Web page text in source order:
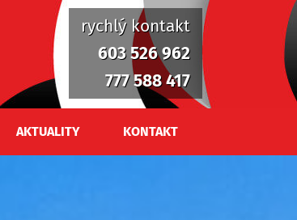
rychlý kontakt
603 526 962
777 588 417
AKTUALITY KONTAKT